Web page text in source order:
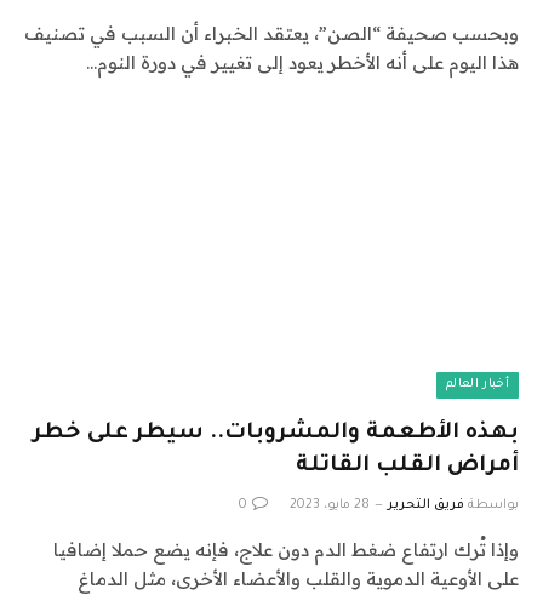
وبحسب صحيفة “الصن”، يعتقد الخبراء أن السبب في تصنيف
هذا اليوم على أنه الأخطر يعود إلى تغيير في دورة النوم…
أخبار العالم
بهذه الأطعمة والمشروبات.. سيطر على خطر
أمراض القلب القاتلة
بواسطة فريق التحرير 28 مايو، 2023 0
وإذا تُرك ارتفاع ضغط الدم دون علاج، فإنه يضع حملا إضافيا
على الأوعية الدموية والقلب والأعضاء الأخرى، مثل الدماغ